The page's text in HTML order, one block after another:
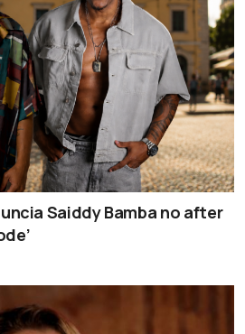
Saiddy Bamba no after